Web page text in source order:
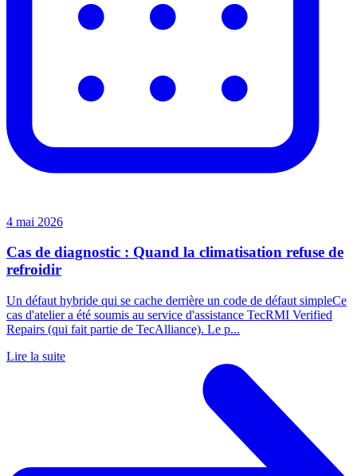
4 mai 2026
Cas de diagnostic : Quand la climatisation refuse de
refroidir
Un défaut hybride qui se cache derrière un code de défaut simpleCe
cas d'atelier a été soumis au service d'assistance TecRMI Verified
Repairs (qui fait partie de TecAlliance). Le p...
Lire la suite